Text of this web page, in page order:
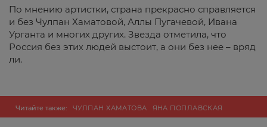
По мнению артистки, страна прекрасно справляется
и без Чулпан Хаматовой, Аллы Пугачевой, Ивана
Урганта и многих других. Звезда отметила, что
Россия без этих людей выстоит, а они без нее – вряд
ли.
Читайте также: ЧУЛПАН ХАМАТОВА ЯНА ПОПЛАВСКАЯ